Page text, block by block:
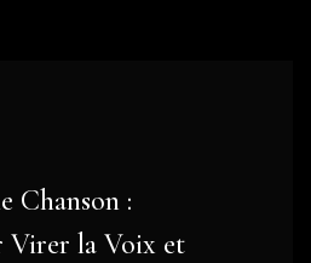
Chanson :
Virer la Voix et